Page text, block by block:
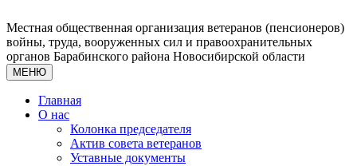
Местная общественная организация ветеранов (пенсионеров)
войны, труда, вооруженных сил и правоохранительных
органов Барабинского района Новосибирской области
МЕНЮ
Главная
О нас
Колонка председателя
Актив совета ветеранов
Уставные документы